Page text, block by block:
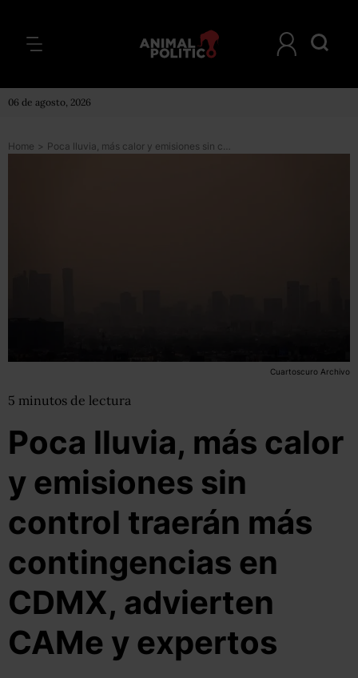
06 de agosto, 2026
Home > Poca lluvia, más calor y emisiones sin control traerán más contingencias en CDMX, advierten CAMe y expertos
Cuartoscuro Archivo
5 minutos de lectura
Poca lluvia, más calor
y emisiones sin
control traerán más
contingencias en
CDMX, advierten
CAMe y expertos